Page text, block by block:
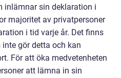
inlämnar sin deklaration i
majoritet av privatpersoner
i tid varje år. Det finns
gör detta och kan
För att öka medvetenheten
att lämna in sin